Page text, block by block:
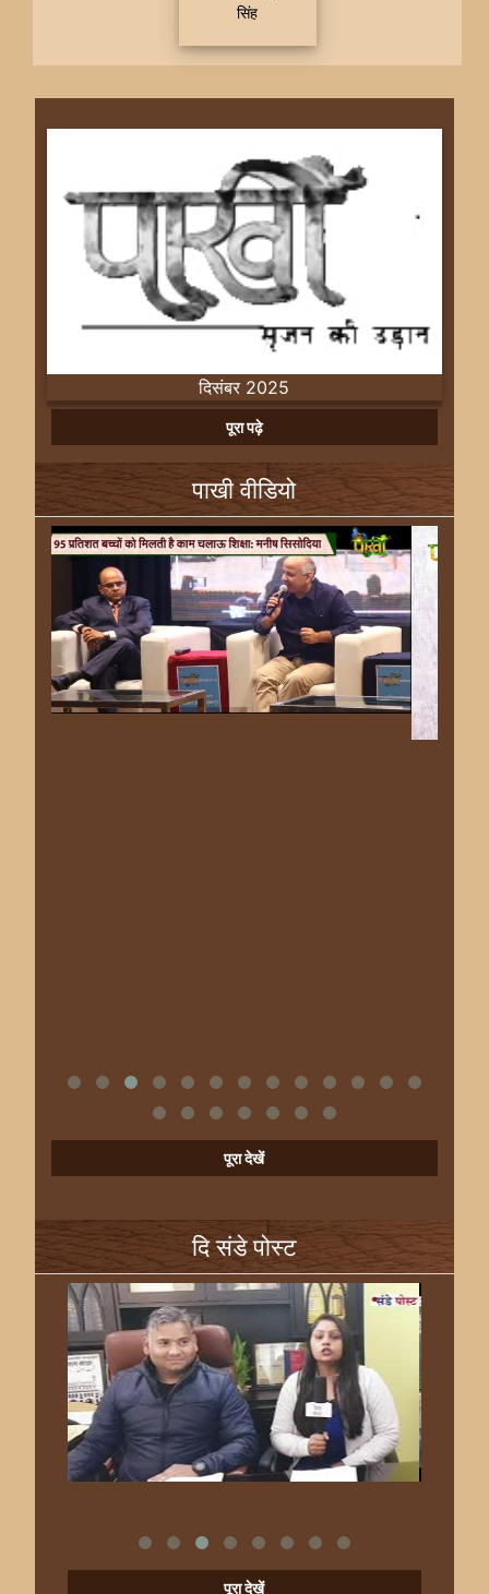
सिंह
दिसंबर 2025
Previous
Next
पूरा पढ़े
पाखी वीडियो
पूरा देखें
दि संडे पोस्ट
पूरा देखें